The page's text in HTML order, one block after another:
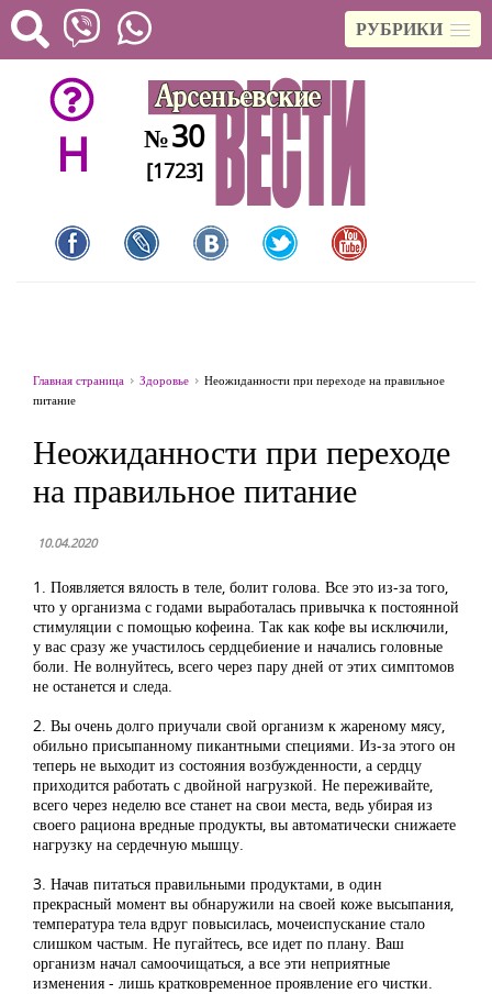
РУБРИКИ
H №30
[1723]
Главная страница Здоровье
Неожиданности при переходе на правильное
питание
Неожиданности при переходе
на правильное питание
10.04.2020
1. Появляется вялость в теле, болит голова. Все это из-за того,
что у организма с годами выработалась привычка к постоянной
стимуляции с помощью кофеина. Так как кофе вы исключили,
у вас сразу же участилось сердцебиение и начались головные
боли. Не волнуйтесь, всего через пару дней от этих симптомов
не останется и следа.
2. Вы очень долго приучали свой организм к жареному мясу,
обильно присыпанному пикантными специями. Из-за этого он
теперь не выходит из состояния возбужденности, а сердцу
приходится работать с двойной нагрузкой. Не переживайте,
всего через неделю все станет на свои места, ведь убирая из
своего рациона вредные продукты, вы автоматически снижаете
нагрузку на сердечную мышцу.
3. Начав питаться правильными продуктами, в один
прекрасный момент вы обнаружили на своей коже высыпания,
температура тела вдруг повысилась, мочеиспускание стало
слишком частым. Не пугайтесь, все идет по плану. Ваш
организм начал самоочищаться, а все эти неприятные
изменения - лишь кратковременное проявление его чистки.